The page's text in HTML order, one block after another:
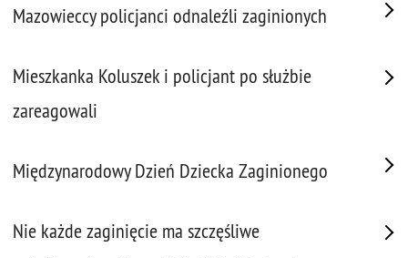
Mazowieccy policjanci odnaleźli zaginionych
Mieszkanka Koluszek i policjant po służbie
zareagowali
Międzynarodowy Dzień Dziecka Zaginionego
Nie każde zaginięcie ma szczęśliwe